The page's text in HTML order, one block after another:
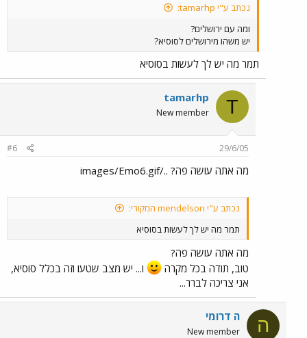
נכתב ע"י tamarhp:
ומה עם ירושלים?
יש משהו מירושלים לסוסיא?
תמר מה יש לך לעשות בסוסיא
T
tamarhp
New member
29/6/05
#6
מה אתה עושה פה? ../images/Emo6.gif
נכתב ע"י mendelson המקורי:
תמר מה יש לך לעשות בסוסיא
מה אתה עושה פה?
טוב, תודה בכל מקרה
ו... יש מצב שטעו וזה בכלל סוסיא,
אני צריכה לברר...
ה ה דרומי
New member